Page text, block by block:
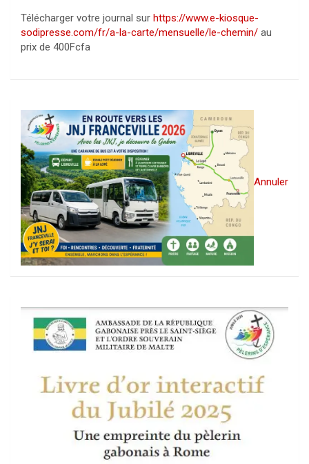
Télécharger votre journal sur https://www.e-kiosque-
sodipresse.com/fr/a-la-carte/mensuelle/le-chemin/ au
prix de 400Fcfa
Annuler